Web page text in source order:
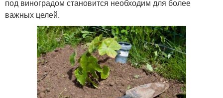
под виноградом становится необходим для более
важных целей.